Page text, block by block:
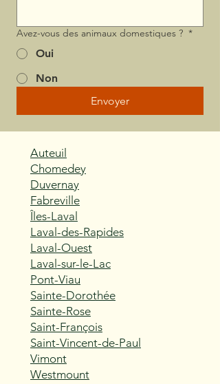
Avez-vous des animaux domestiques ? *
Oui
Non
Envoyer
Auteuil
Chomedey
Duvernay
Fabreville
Îles-Laval
Laval-des-Rapides
Laval-Ouest
Laval-sur-le-Lac
Pont-Viau
Sainte-Dorothée
Sainte-Rose
Saint-François
Saint-Vincent-de-Paul
Vimont
Westmount